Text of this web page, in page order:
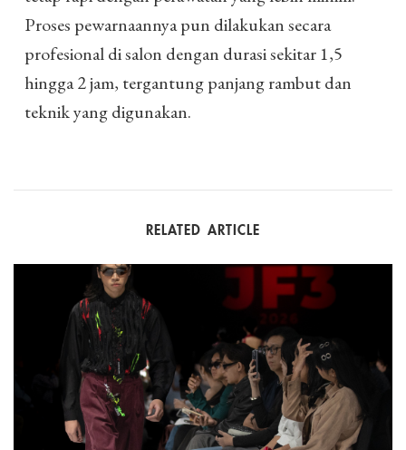
Proses pewarnaannya pun dilakukan secara
profesional di salon dengan durasi sekitar 1,5
hingga 2 jam, tergantung panjang rambut dan
teknik yang digunakan.
RELATED ARTICLE